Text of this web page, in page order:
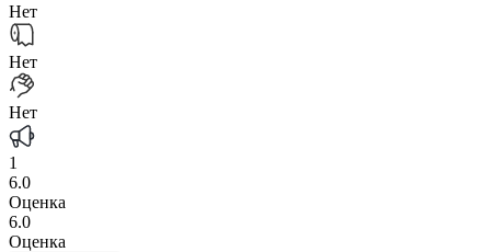
Нет
Нет
Нет
1
6.0
Оценка
6.0
Оценка